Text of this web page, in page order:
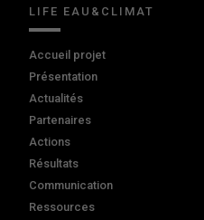
LIFE EAU&CLIMAT
Accueil projet
Présentation
Actualités
Partenaires
Actions
Résultats
Communication
Ressources